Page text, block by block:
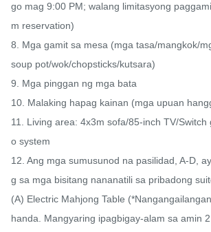
go mag 9:00 PM; walang limitasyong
m reservation)
8. Mga gamit sa mesa (mga tasa/mangkok/
soup pot/wok/chopsticks/kutsara)
9. Mga pinggan ng mga bata
10. Malaking hapag kainan (mga upuan
11. Living area: 4x3m sofa/85-inch TV/Switch
o system
12. Ang mga sumusunod na pasilidad, A-D,
g sa mga bisitang nananatili sa pribadong
(A) Electric Mahjong Table
handa. Mangyaring ipagbigay-alam sa amin